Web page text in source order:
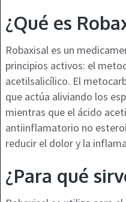
¿Qué es
Robaxisal es un
principios activos: el
acetilsalicílico. El
que actúa aliviando los
mientras que el ácido
antiinflamatorio no
reducir el dolor y la
¿Para qué